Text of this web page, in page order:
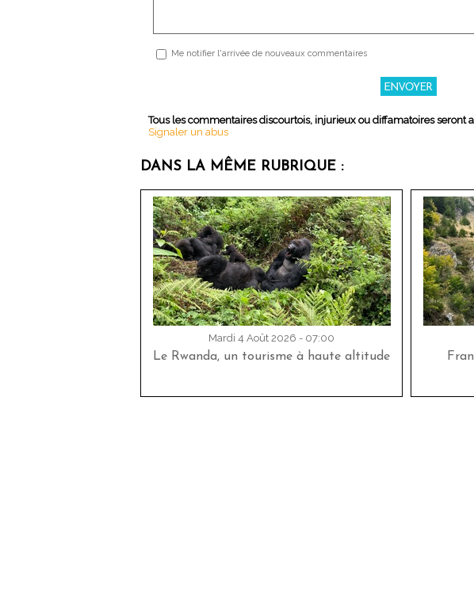
Me notifier l'arrivée de nouveaux commentaires
Tous les commentaires discourtois, injurieux ou diffamatoires seront
Signaler un abus
DANS LA MÊME RUBRIQUE :
Mardi 4 Août 2026 - 07:00
Le Rwanda, un tourisme à haute altitude